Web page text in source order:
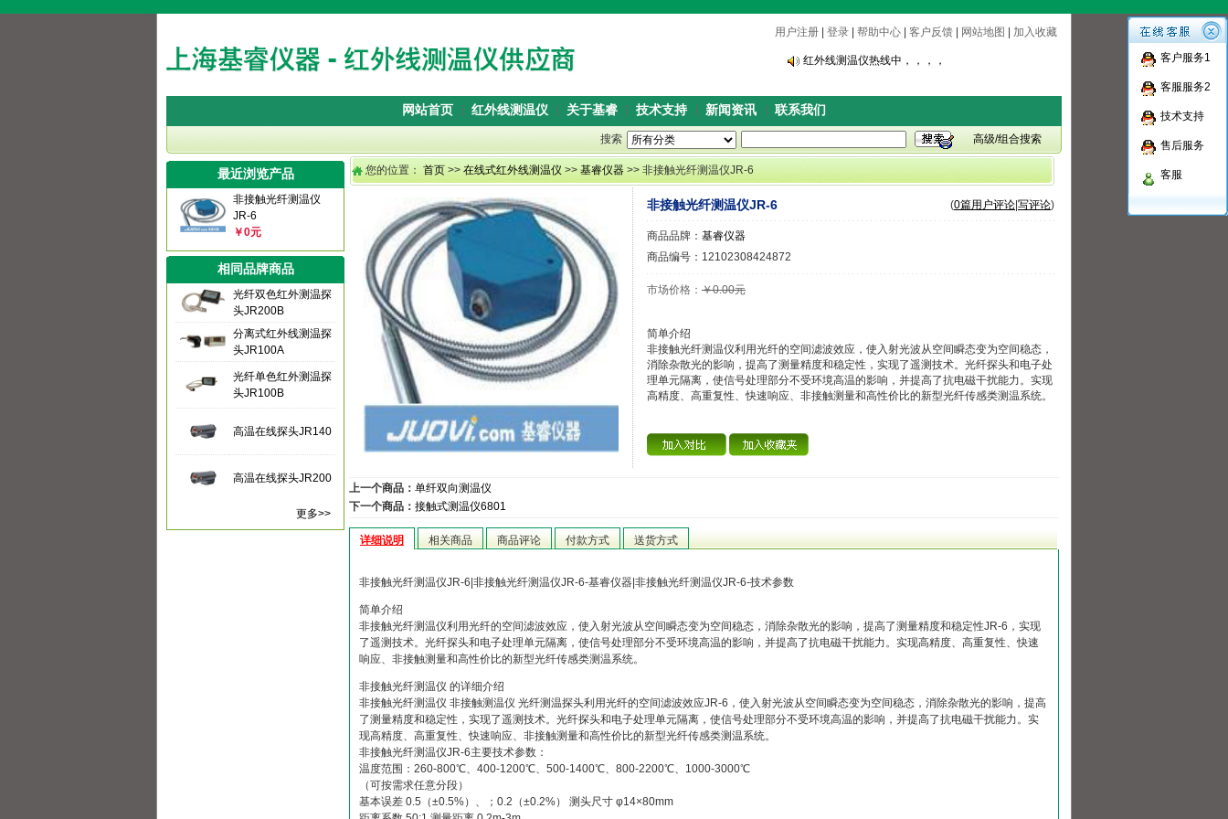
用户注册 登录 帮助中心 客户反馈 网站地图 加入收藏
红外线测温仪热线中，，，，
红外线测温仪热线中，，，，
网站首页 红外线测温仪 关于基睿 技术支持 新闻资讯 联系我们
搜索 高级/组合搜索
客户服务1
客服服务2
技术支持
售后服务
客服
最近浏览产品
非接触光纤测温仪
JR-6
￥0元
相同品牌商品
光纤双色红外测温探
头JR200B
分离式红外线测温探
头JR100A
光纤单色红外测温探
头JR100B
高温在线探头JR140
高温在线探头JR200
更多>>
您的位置： 首页 >> 在线式红外线测温仪 >> 基睿仪器 >> 非接触光纤测温仪JR-6
非接触光纤测温仪JR-6 (0篇用户评论 写评论)
商品品牌： 基睿仪器
商品编号：12102308424872
市场价格： ￥0.00元
简单介绍
非接触光纤测温仪利用光纤的空间滤波效应，使入射光波从空间瞬态变为空间稳态，
消除杂散光的影响，提高了测量精度和稳定性，实现了遥测技术。光纤探头和电子处
理单元隔离，使信号处理部分不受环境高温的影响，并提高了抗电磁干扰能力。实现
高精度、高重复性、快速响应、非接触测量和高性价比的新型光纤传感类测温系统。
上一个商品： 单纤双向测温仪
下一个商品： 接触式测温仪6801
详细说明 相关商品 商品评论 付款方式 送货方式
非接触光纤测温仪JR-6|非接触光纤测温仪JR-6-基睿仪器|非接触光纤测温仪JR-6-技术参数
简单介绍
非接触光纤测温仪利用光纤的空间滤波效应，使入射光波从空间瞬态变为空间稳态，消除杂散光的影响，提高了测量精度和稳定性JR-6，实现
了遥测技术。光纤探头和电子处理单元隔离，使信号处理部分不受环境高温的影响，并提高了抗电磁干扰能力。实现高精度、高重复性、快速
响应、非接触测量和高性价比的新型光纤传感类测温系统。
非接触光纤测温仪 的详细介绍
非接触光纤测温仪 非接触测温仪 光纤测温探头利用光纤的空间滤波效应JR-6，使入射光波从空间瞬态变为空间稳态，消除杂散光的影响，提高
了测量精度和稳定性，实现了遥测技术。光纤探头和电子处理单元隔离，使信号处理部分不受环境高温的影响，并提高了抗电磁干扰能力。实
现高精度、高重复性、快速响应、非接触测量和高性价比的新型光纤传感类测温系统。
非接触光纤测温仪JR-6主要技术参数：
温度范围：260-800℃、400-1200℃、500-1400℃、800-2200℃、1000-3000℃
（可按需求任意分段）
基本误差 0.5（±0.5%）、；0.2（±0.2%） 测头尺寸 φ14×80mm